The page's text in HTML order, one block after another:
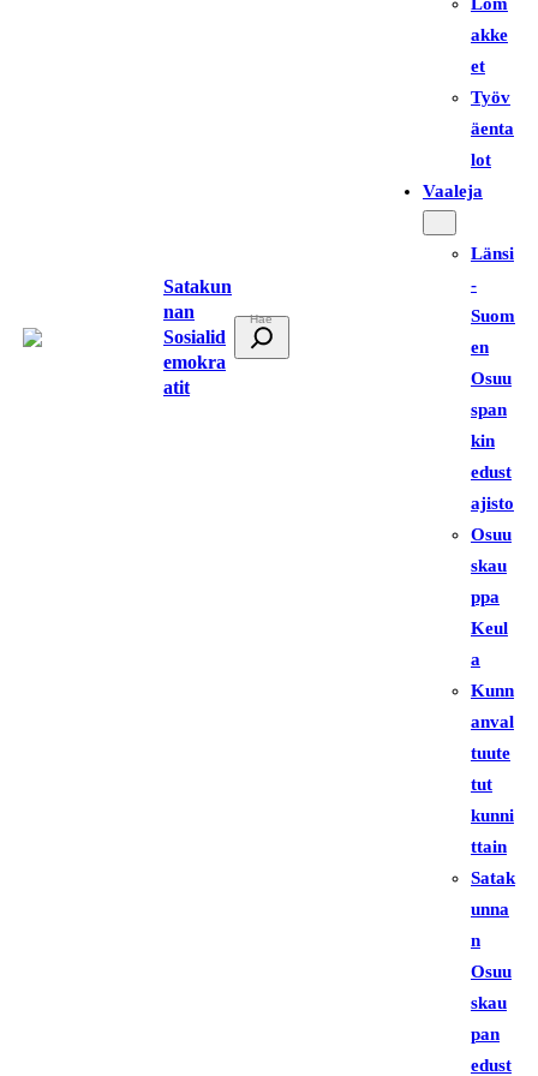
Satakun
nan
Sosialid
emokra
atit
t
akke
et
Työv
äenta
lot
Vaaleja
Länsi
-
Suom
en
Osuu
span
kin
edust
ajisto
Osuu
skau
ppa
Keul
a
Kunn
anval
tuute
tut
kunni
ttain
Satak
unna
n
Osuu
skau
pan
edust